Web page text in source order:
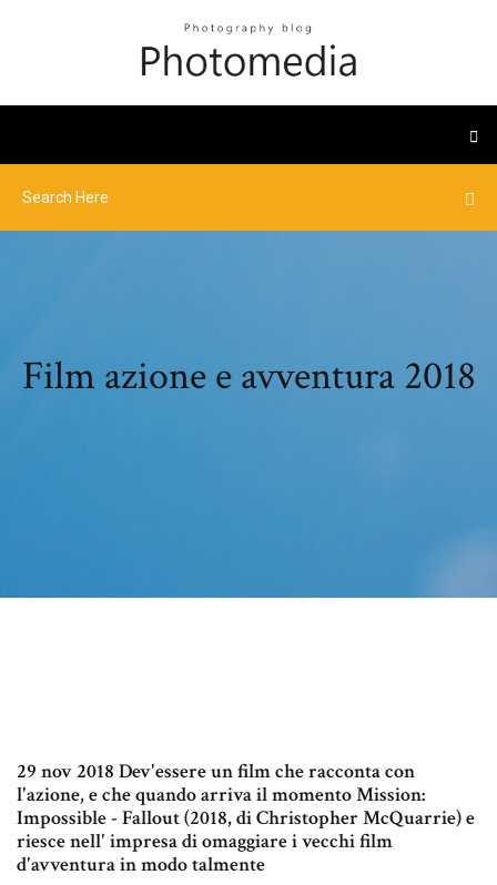
Film azione e avventura 2018
29 nov 2018 Dev'essere un film che racconta con
l'azione, e che quando arriva il momento Mission:
Impossible - Fallout (2018, di Christopher McQuarrie) e
riesce nell' impresa di omaggiare i vecchi film
d'avventura in modo talmente